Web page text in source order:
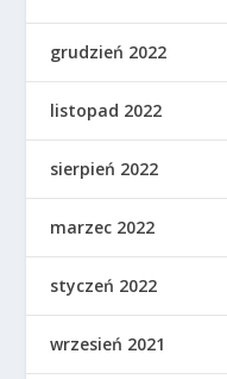
grudzień 2022
listopad 2022
sierpień 2022
marzec 2022
styczeń 2022
wrzesień 2021